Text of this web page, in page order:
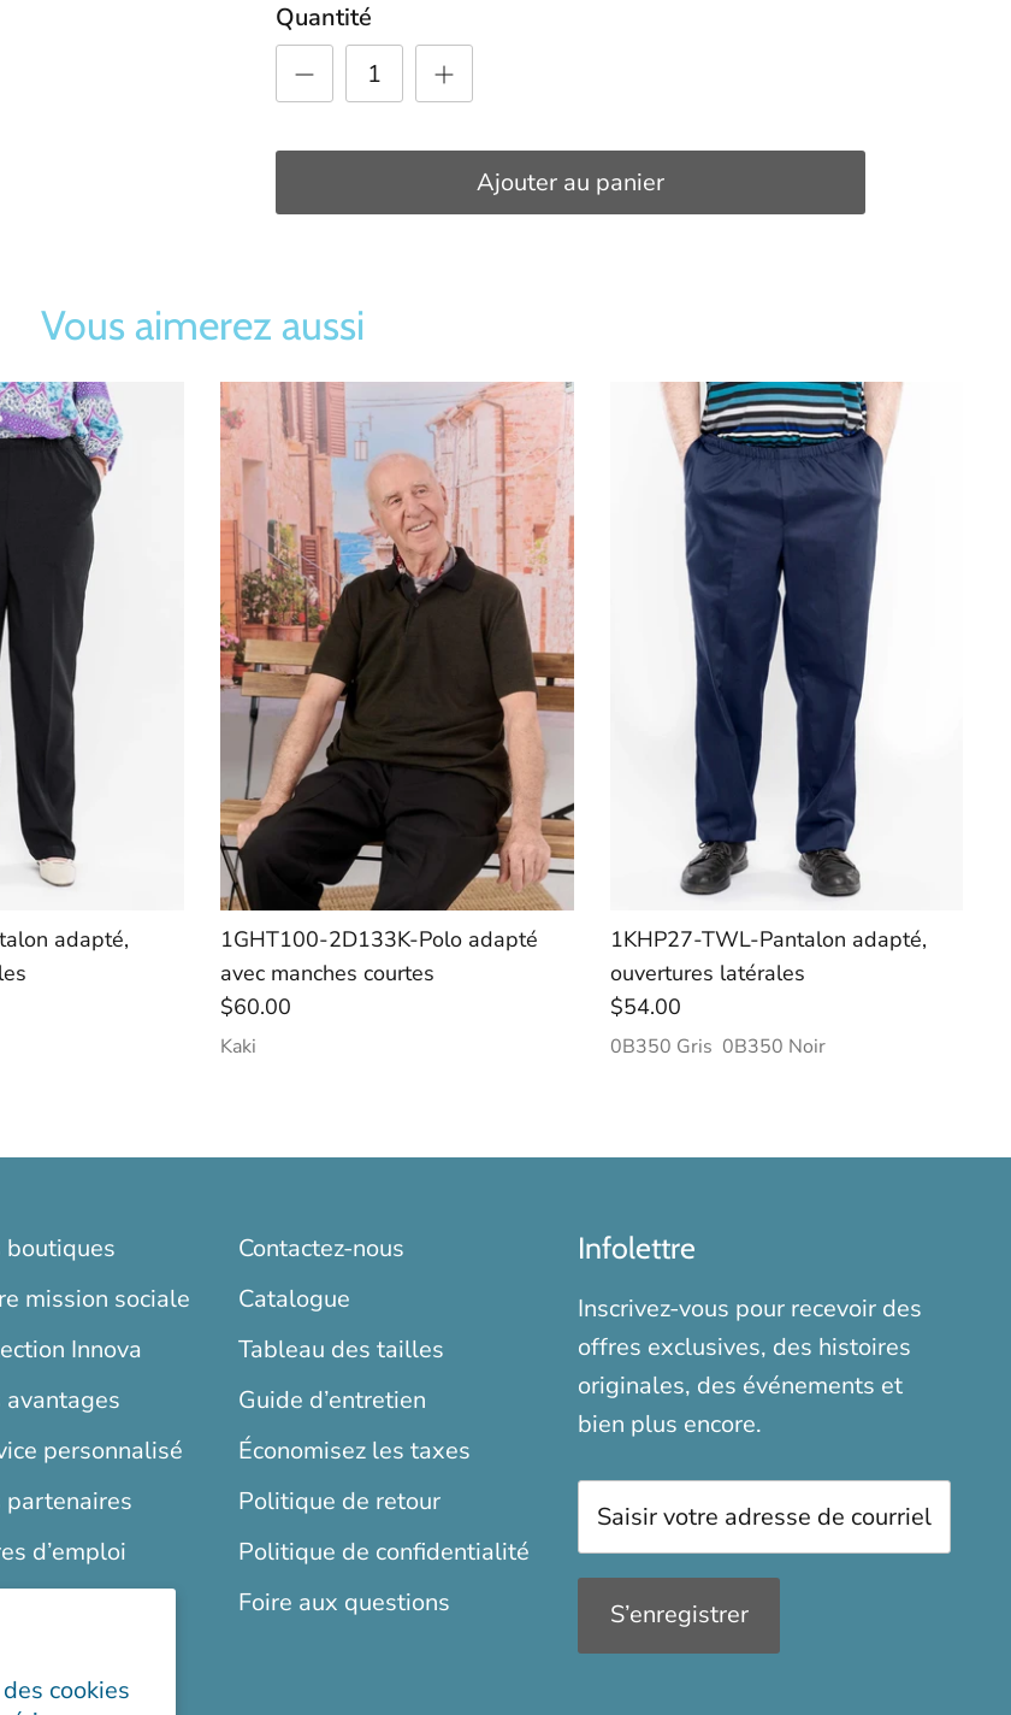
cookies
Quantité
Ajouter au panier
Vous aimerez aussi
adapté,
1GHT100-2D133K-Polo adapté
avec manches courtes
$60.00
Kaki
1KHP27-TWL-Pantalon adapté,
ouvertures latérales
$54.00
0B350 Gris 0B350 Noir
boutiques
mission sociale
Innova
avantages
personnalisé
partenaires
d’emploi
Contactez-nous
Catalogue
Tableau des tailles
Guide d’entretien
Économisez les taxes
Politique de retour
Politique de confidentialité
Foire aux questions
Infolettre
Inscrivez-vous pour recevoir des
offres exclusives, des histoires
originales, des événements et
bien plus encore.
S’enregistrer